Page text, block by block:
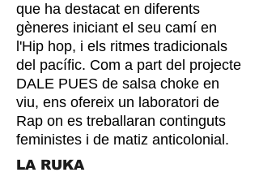
que ha destacat en diferents
gèneres iniciant el seu camí en
l'Hip hop, i els ritmes tradicionals
del pacífic. Com a part del projecte
DALE PUES de salsa choke en
viu, ens ofereix un laboratori de
Rap on es treballaran continguts
feministes i de matiz anticolonial.
LA RUKA